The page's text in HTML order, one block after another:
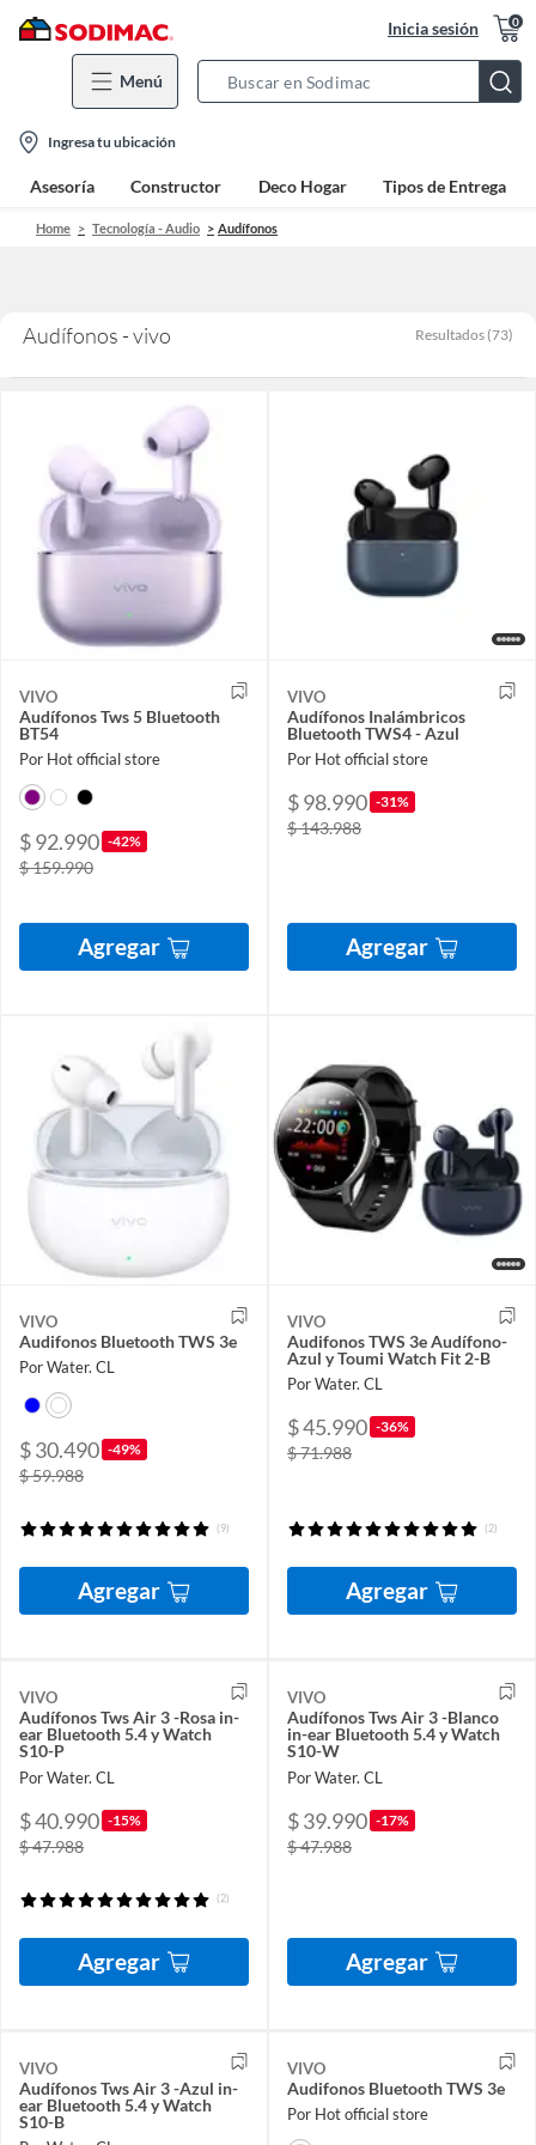
Inicia sesión 0
Menú
Bar
location-
icon
Ingresa tu ubicación
Asesoría Constructor Deco Hogar Tipos de Entrega
Home Tecnología - Audio Audífonos
Audífonos - vivo Resultados (73)
VIVO
Audífonos Tws 5 Bluetooth
BT54
Por Hot official store
$ 92.990 -42%
$ 159.990
Agregar
VIVO
Audífonos Inalámbricos
Bluetooth TWS4 - Azul
Por Hot official store
$ 98.990 -31%
$ 143.988
Agregar
VIVO
Audifonos Bluetooth TWS 3e
Por Water. CL
$ 30.490 -49%
$ 59.988
(9)
Agregar
VIVO
Audifonos TWS 3e Audífono-
Azul y Toumi Watch Fit 2-B
Por Water. CL
$ 45.990 -36%
$ 71.988
(2)
Agregar
VIVO
Audífonos Tws Air 3 -Rosa in-
ear Bluetooth 5.4 y Watch
S10-P
Por Water. CL
$ 40.990 -15%
$ 47.988
(2)
Agregar
VIVO
Audífonos Tws Air 3 -Blanco
in-ear Bluetooth 5.4 y Watch
S10-W
Por Water. CL
$ 39.990 -17%
$ 47.988
Agregar
VIVO
Audífonos Tws Air 3 -Azul in-
ear Bluetooth 5.4 y Watch
S10-B
VIVO
Audifonos Bluetooth TWS 3e
Por Hot official store